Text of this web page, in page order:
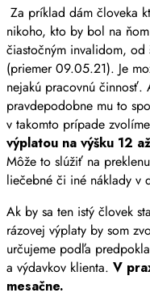
Za príklad dám človeka
nikoho, kto by bol na
čiastočným invalidom,
(priemer 09.05.21). Je
nejakú pracovnú činnosť.
pravdepodobne mu to
v takomto prípade zvolíme
výplatou na výšku 12
Môže to slúžiť na
liečebné či iné náklady v
Ak by sa ten istý človek
rázovej výplaty by som
určujeme podľa
a výdavkov klienta. V
mesačne.